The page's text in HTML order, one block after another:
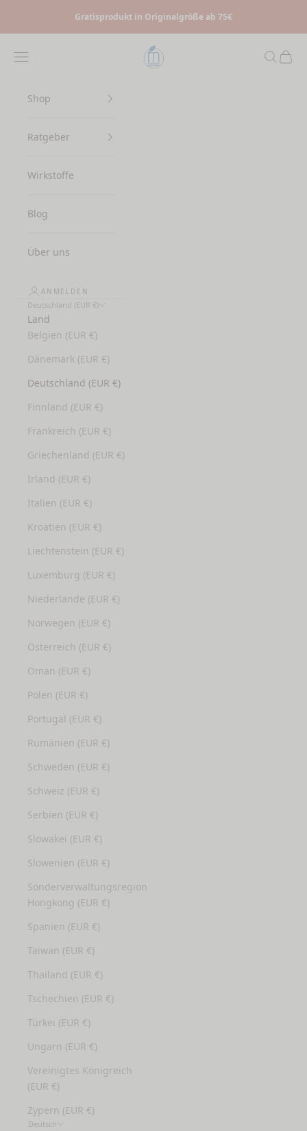
Gratisprodukt in Originalgröße ab 75€
Myrto Naturkosmetik
Menü Suchen
Shop
Ratgeber
Wirkstoffe
Blog
Über uns
ANMELDEN
Deutschland (EUR €)
Land
Belgien (EUR €)
Dänemark (EUR €)
Deutschland (EUR €)
Finnland (EUR €)
Frankreich (EUR €)
Griechenland (EUR €)
Irland (EUR €)
Italien (EUR €)
Kroatien (EUR €)
Liechtenstein (EUR €)
Luxemburg (EUR €)
Niederlande (EUR €)
Norwegen (EUR €)
Österreich (EUR €)
Oman (EUR €)
Polen (EUR €)
Portugal (EUR €)
Rumänien (EUR €)
Schweden (EUR €)
Schweiz (EUR €)
Serbien (EUR €)
Slowakei (EUR €)
Slowenien (EUR €)
Sonderverwaltungsregion
Hongkong (EUR €)
Spanien (EUR €)
Taiwan (EUR €)
Thailand (EUR €)
Tschechien (EUR €)
Türkei (EUR €)
Ungarn (EUR €)
Vereinigtes Königreich
(EUR €)
Zypern (EUR €)
Deutsch